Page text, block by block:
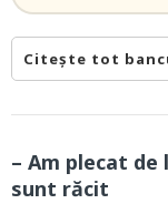
Citește tot
– Am plecat de
sunt răcit